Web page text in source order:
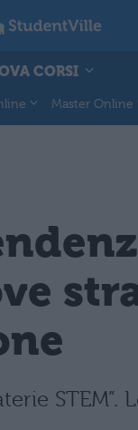
CORSI
Master Online